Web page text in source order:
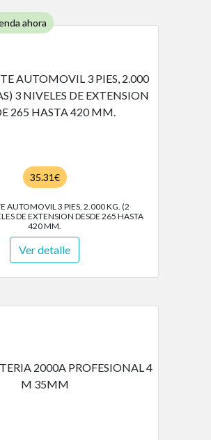
ahora
35.31€
AUTOMOVIL 3 PIES, 2.000 KG. (2
DE EXTENSION DESDE 265 HASTA
420 MM.
Ver detalle